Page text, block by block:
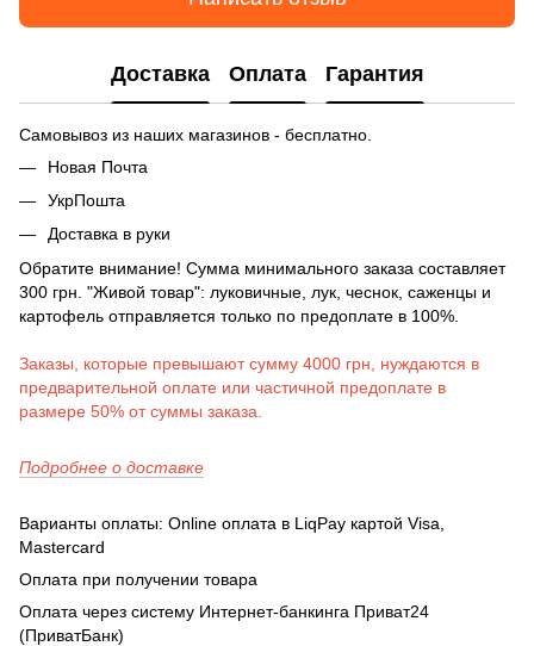
Доставка Оплата Гарантия
Самовывоз из наших магазинов - бесплатно.
Новая Почта
УкрПошта
Доставка в руки
Обратите внимание! Сумма минимального заказа составляет
300 грн. "Живой товар": луковичные, лук, чеснок, саженцы и
картофель отправляется только по предоплате в 100%.
Заказы, которые превышают сумму 4000 грн, нуждаются в
предварительной оплате или частичной предоплате в
размере 50% от суммы заказа.
Подробнее о доставке
Варианты оплаты: Online оплата в LiqPay картой Visa,
Mastercard
Оплата при получении товара
Оплата через систему Интернет-банкинга Приват24
(ПриватБанк)